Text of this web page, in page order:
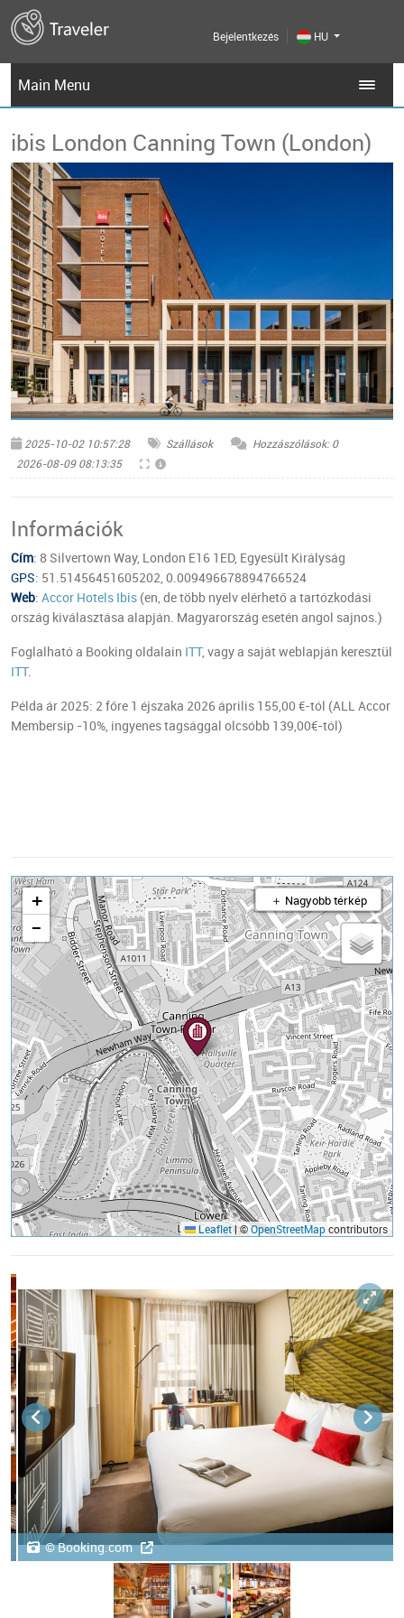
Bejelentkezés HU
Main Menu
ibis London Canning Town (London)
2025-10-02 10:57:28 Szállások
Hozzászólások: 0
2026-08-09 08:13:35
Információk
Cím: 8 Silvertown Way, London E16 1ED, Egyesült Királyság
GPS: 51.51456451605202, 0.009496678894766524
Web: Accor Hotels Ibis (en, de több nyelv elérhető a tartózkodási
ország kiválasztása alapján. Magyarország esetén angol sajnos.)
Foglalható a Booking oldalain ITT, vagy a saját weblapján keresztül
ITT.
Példa ár 2025: 2 főre 1 éjszaka 2026 április 155,00 €-tól (ALL Accor
Membersip -10%, ingyenes tagsággal olcsóbb 139,00€-tól)
+
−
＋ Nagyobb térkép
Leaflet|©OpenStreetMapcontributors
© Booking.com